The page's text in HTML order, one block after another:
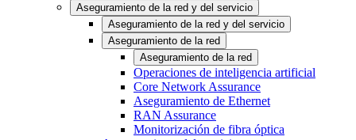
Aseguramiento de la red y del servicio
Aseguramiento de la red y del servicio
Aseguramiento de la red
Aseguramiento de la red
Operaciones de inteligencia artificial
Core Network Assurance
Aseguramiento de Ethernet
RAN Assurance
Monitorización de fibra óptica